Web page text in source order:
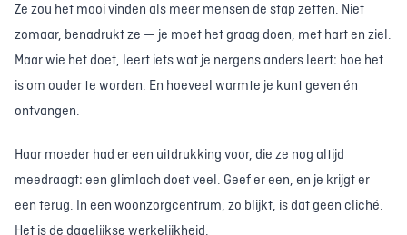
Ze zou het mooi vinden als meer mensen de stap zetten. Niet
zomaar, benadrukt ze — je moet het graag doen, met hart en ziel.
Maar wie het doet, leert iets wat je nergens anders leert: hoe het
is om ouder te worden. En hoeveel warmte je kunt geven én
ontvangen.
Haar moeder had er een uitdrukking voor, die ze nog altijd
meedraagt: een glimlach doet veel. Geef er een, en je krijgt er
een terug. In een woonzorgcentrum, zo blijkt, is dat geen cliché.